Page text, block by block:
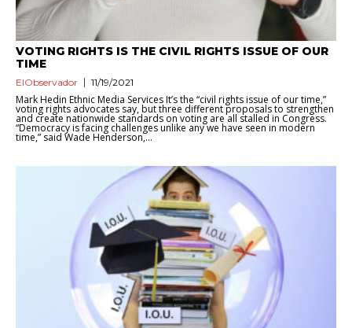
VOTING RIGHTS IS THE CIVIL RIGHTS ISSUE OF OUR
TIME
ElObservador 11/19/2021
Mark Hedin Ethnic Media Services It’s the “civil rights issue of our time,”
voting rights advocates say, but three different proposals to strengthen
and create nationwide standards on voting are all stalled in Congress.
“Democracy is facing challenges unlike any we have seen in modern
time,” said Wade Henderson,...